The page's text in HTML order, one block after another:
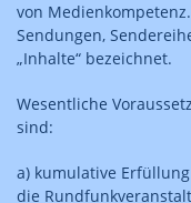
von
Sendungen,
„Inhalte“ bezeichnet.
Wesentliche
sind:
a) kumulative
die